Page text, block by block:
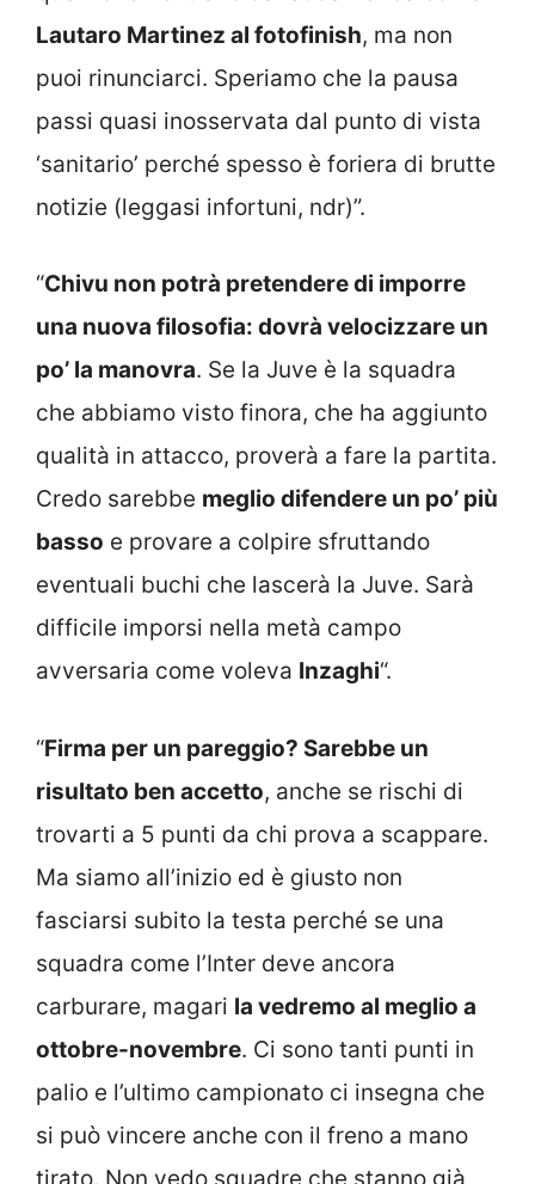
Lautaro Martinez al fotofinish, ma non
puoi rinunciarci. Speriamo che la pausa
passi quasi inosservata dal punto di vista
‘sanitario’ perché spesso è foriera di brutte
notizie (leggasi infortuni, ndr)”.
“Chivu non potrà pretendere di imporre
una nuova filosofia: dovrà velocizzare un
po’ la manovra. Se la Juve è la squadra
che abbiamo visto finora, che ha aggiunto
qualità in attacco, proverà a fare la partita.
Credo sarebbe meglio difendere un po’ più
basso e provare a colpire sfruttando
eventuali buchi che lascerà la Juve. Sarà
difficile imporsi nella metà campo
avversaria come voleva Inzaghi“.
“Firma per un pareggio? Sarebbe un
risultato ben accetto, anche se rischi di
trovarti a 5 punti da chi prova a scappare.
Ma siamo all’inizio ed è giusto non
fasciarsi subito la testa perché se una
squadra come l’Inter deve ancora
carburare, magari la vedremo al meglio a
ottobre-novembre. Ci sono tanti punti in
palio e l’ultimo campionato ci insegna che
si può vincere anche con il freno a mano
tirato. Non vedo squadre che stanno già